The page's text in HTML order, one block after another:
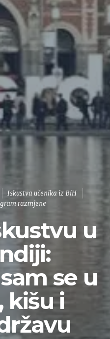
Iskustva učenika iz BiH
razmjene
u
se u
kišu i